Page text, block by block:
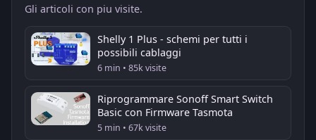
Gli articoli con piu visite.
Shelly 1 Plus - schemi per tutti i
possibili cablaggi
6 min • 85k visite
Riprogrammare Sonoff Smart Switch
Basic con Firmware Tasmota
5 min • 67k visite